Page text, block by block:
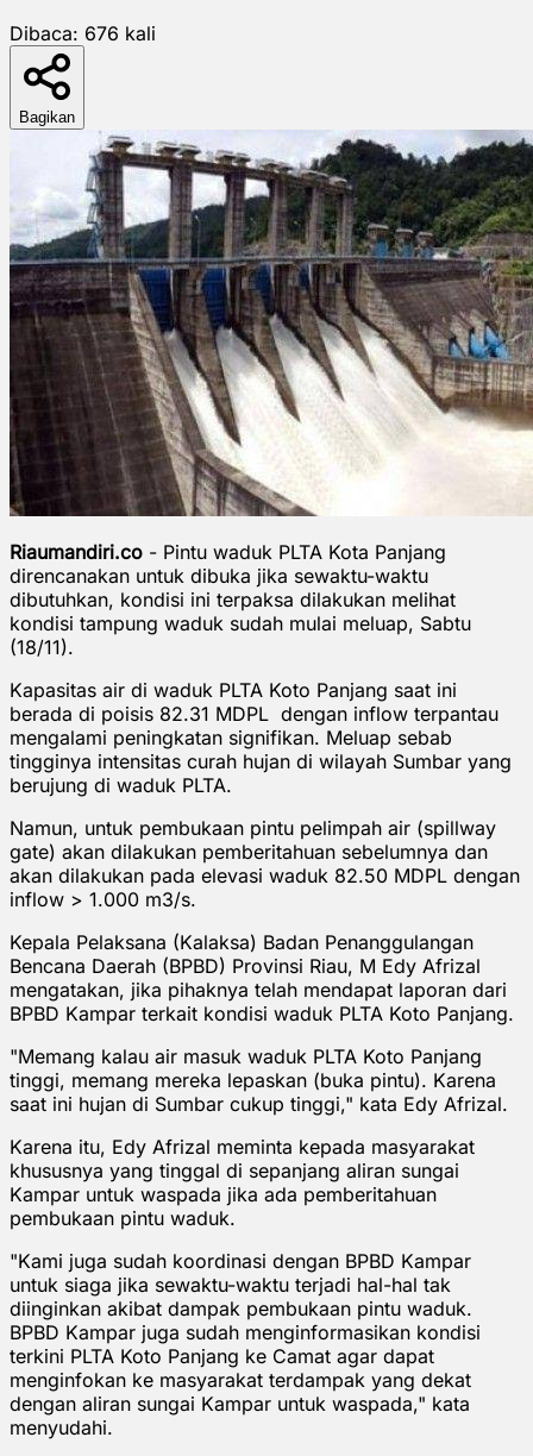
Dibaca: 676 kali
Bagikan
Riaumandiri.co - Pintu waduk PLTA Kota Panjang
direncanakan untuk dibuka jika sewaktu-waktu
dibutuhkan, kondisi ini terpaksa dilakukan melihat
kondisi tampung waduk sudah mulai meluap, Sabtu
(18/11).
Kapasitas air di waduk PLTA Koto Panjang saat ini
berada di poisis 82.31 MDPL dengan inflow terpantau
mengalami peningkatan signifikan. Meluap sebab
tingginya intensitas curah hujan di wilayah Sumbar yang
berujung di waduk PLTA.
Namun, untuk pembukaan pintu pelimpah air (spillway
gate) akan dilakukan pemberitahuan sebelumnya dan
akan dilakukan pada elevasi waduk 82.50 MDPL dengan
inflow > 1.000 m3/s.
Kepala Pelaksana (Kalaksa) Badan Penanggulangan
Bencana Daerah (BPBD) Provinsi Riau, M Edy Afrizal
mengatakan, jika pihaknya telah mendapat laporan dari
BPBD Kampar terkait kondisi waduk PLTA Koto Panjang.
"Memang kalau air masuk waduk PLTA Koto Panjang
tinggi, memang mereka lepaskan (buka pintu). Karena
saat ini hujan di Sumbar cukup tinggi," kata Edy Afrizal.
Karena itu, Edy Afrizal meminta kepada masyarakat
khususnya yang tinggal di sepanjang aliran sungai
Kampar untuk waspada jika ada pemberitahuan
pembukaan pintu waduk.
"Kami juga sudah koordinasi dengan BPBD Kampar
untuk siaga jika sewaktu-waktu terjadi hal-hal tak
diinginkan akibat dampak pembukaan pintu waduk.
BPBD Kampar juga sudah menginformasikan kondisi
terkini PLTA Koto Panjang ke Camat agar dapat
menginfokan ke masyarakat terdampak yang dekat
dengan aliran sungai Kampar untuk waspada," kata
menyudahi.